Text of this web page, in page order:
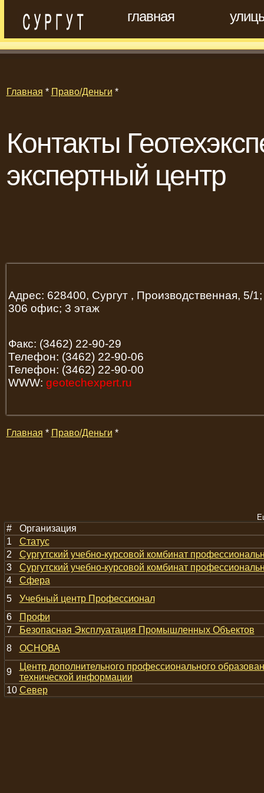
главная
Главная * Право/Деньги *
Контакты
экспертный центр
Адрес: 628400, Сургут , Производственная, 5/1;
306 офис; 3 этаж
Факс: (3462) 22-90-29
Телефон: (3462) 22-90-06
Телефон: (3462) 22-90-00
WWW: geotechexpert.ru
Главная * Право/Деньги *
#
Организация
1
Статус
2
Сургутский учебно-курсовой комбинат
3
Сургутский учебно-курсовой комбинат
4
Сфера
5
Учебный центр Профессионал
6
Профи
7
Безопасная Эксплуатация Промышленных Объектов
8
ОСНОВА
9
Центр дополнительного профессионального
технической информации
10 Север